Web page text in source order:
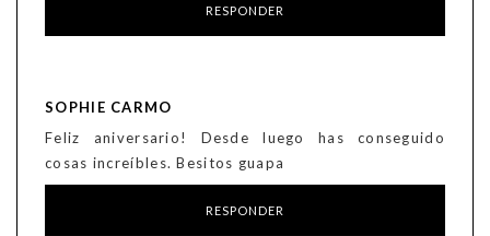
RESPONDER
SOPHIE CARMO
Feliz aniversario! Desde luego has conseguido
cosas increíbles. Besitos guapa
RESPONDER